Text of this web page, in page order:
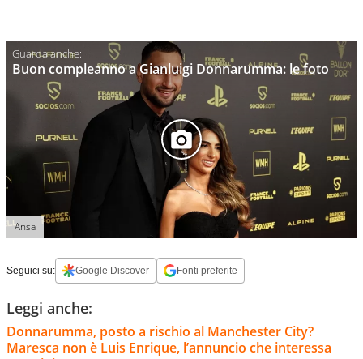
Buon compleanno a Gianluigi Donnarumma: le foto
Ansa
Seguici su: Google Discover Fonti preferite
Leggi anche:
Donnarumma, posto a rischio al Manchester City?
Maresca non è Luis Enrique, l’annuncio che interessa